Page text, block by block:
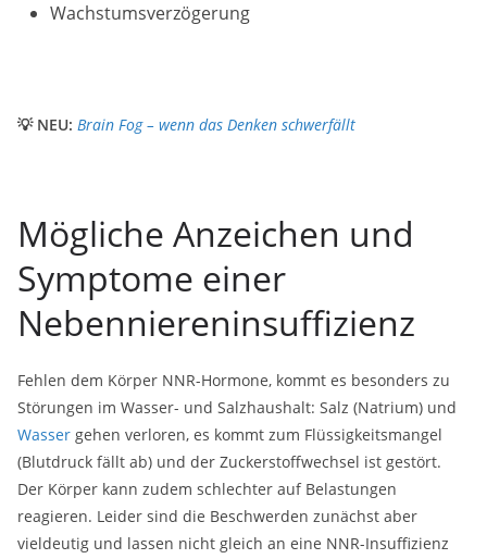
Wachstumsverzögerung
💡 NEU: Brain Fog – wenn das Denken schwerfällt
Mögliche Anzeichen und
Symptome einer
Nebenniereninsuffizienz
Fehlen dem Körper NNR-Hormone, kommt es besonders zu
Störungen im Wasser- und Salzhaushalt: Salz (Natrium) und
Wasser gehen verloren, es kommt zum Flüssigkeitsmangel
(Blutdruck fällt ab) und der Zuckerstoffwechsel ist gestört.
Der Körper kann zudem schlechter auf Belastungen
reagieren. Leider sind die Beschwerden zunächst aber
vieldeutig und lassen nicht gleich an eine NNR-Insuffizienz